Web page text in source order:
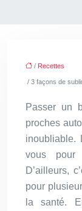
/ Recettes
/ 3 façons de
Passer un
proches
inoubliable.
vous pour
D’ailleurs,
pour
la santé.